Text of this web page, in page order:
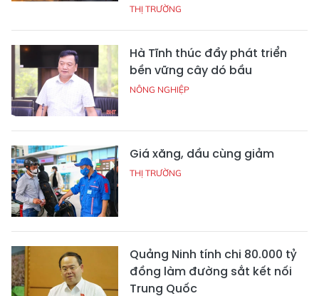
THỊ TRƯỜNG
Hà Tĩnh thúc đẩy phát triển
bền vững cây dó bầu
NÔNG NGHIỆP
Giá xăng, dầu cùng giảm
THỊ TRƯỜNG
Quảng Ninh tính chi 80.000 tỷ
đồng làm đường sắt kết nối
Trung Quốc